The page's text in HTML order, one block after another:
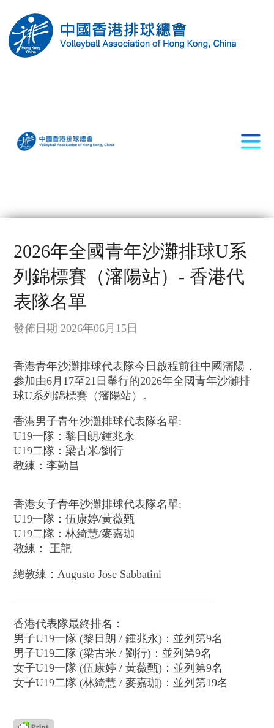
2026年全國青年沙灘排球U系
列錦標賽（瀋陽站）- 香港代
表隊名單
發佈日期 2026年06月15日
香港青年沙灘排球代表隊今日啟程前往中國瀋陽，
參加由6月17至21日舉行的2026年全國青年沙灘排
球U系列錦標賽（瀋陽站）。
香港男子青年沙灘排球代表隊名單:
U19一隊：黎日朗/鍾兆永
U19二隊：梁古米/劉行
教練：李勤昌
香港女子青年沙灘排球代表隊名單:
U19一隊：伍康婷/黃薇甄
U19二隊：林綺慧/麥嘉珈
教練： 王龍
總教練：Augusto Jose Sabbatini
香港代表隊最終排名：
男子U19一隊 (黎日朗 / 鍾兆永)：並列第9名
男子U19二隊 (梁古米 / 劉行)：並列第9名
女子U19一隊 (伍康婷 / 黃薇甄)：並列第9名
女子U19二隊 (林綺慧 / 麥嘉珈)：並列第19名